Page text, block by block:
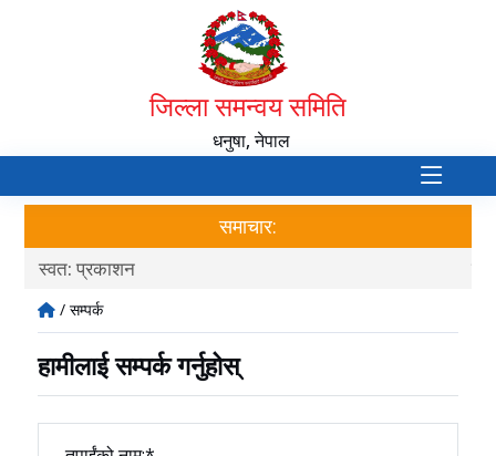
जिल्ला समन्वय समिति
धनुषा, नेपाल
समाचार:
प्रकाशन
/ सम्पर्क
हामीलाई सम्पर्क गर्नुहोस्